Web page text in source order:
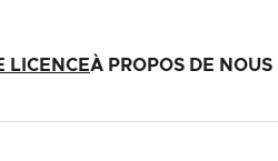
LICENCEÀ PROPOS DE NOUS